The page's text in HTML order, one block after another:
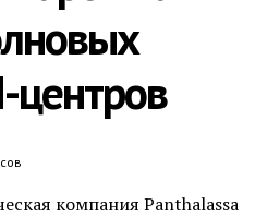
компания Panthalassa